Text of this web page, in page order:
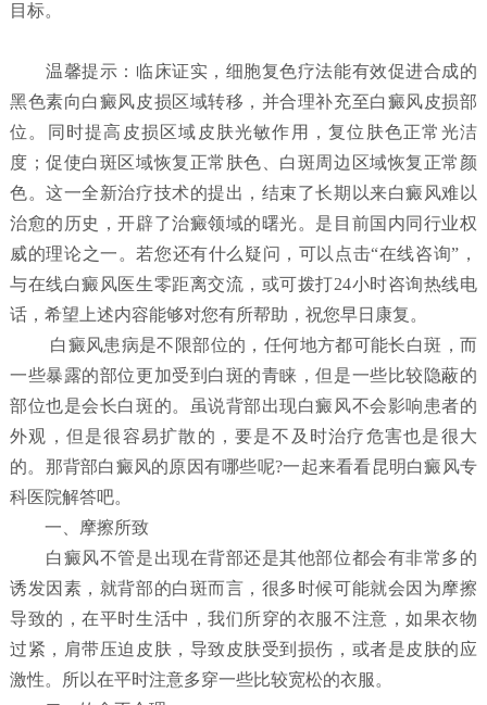
目标。
温馨提示：临床证实，细胞复色疗法能有效促进合成的
黑色素向白癜风皮损区域转移，并合理补充至白癜风皮损部
位。同时提高皮损区域皮肤光敏作用，复位肤色正常光洁
度；促使白斑区域恢复正常肤色、白斑周边区域恢复正常颜
色。这一全新治疗技术的提出，结束了长期以来白癜风难以
治愈的历史，开辟了治癜领域的曙光。是目前国内同行业权
威的理论之一。若您还有什么疑问，可以点击“在线咨询”，
与在线白癜风医生零距离交流，或可拨打24小时咨询热线电
话，希望上述内容能够对您有所帮助，祝您早日康复。
白癜风患病是不限部位的，任何地方都可能长白斑，而
一些暴露的部位更加受到白斑的青睐，但是一些比较隐蔽的
部位也是会长白斑的。虽说背部出现白癜风不会影响患者的
外观，但是很容易扩散的，要是不及时治疗危害也是很大
的。那背部白癜风的原因有哪些呢?一起来看看昆明白癜风专
科医院解答吧。
一、摩擦所致
白癜风不管是出现在背部还是其他部位都会有非常多的
诱发因素，就背部的白斑而言，很多时候可能就会因为摩擦
导致的，在平时生活中，我们所穿的衣服不注意，如果衣物
过紧，肩带压迫皮肤，导致皮肤受到损伤，或者是皮肤的应
激性。所以在平时注意多穿一些比较宽松的衣服。